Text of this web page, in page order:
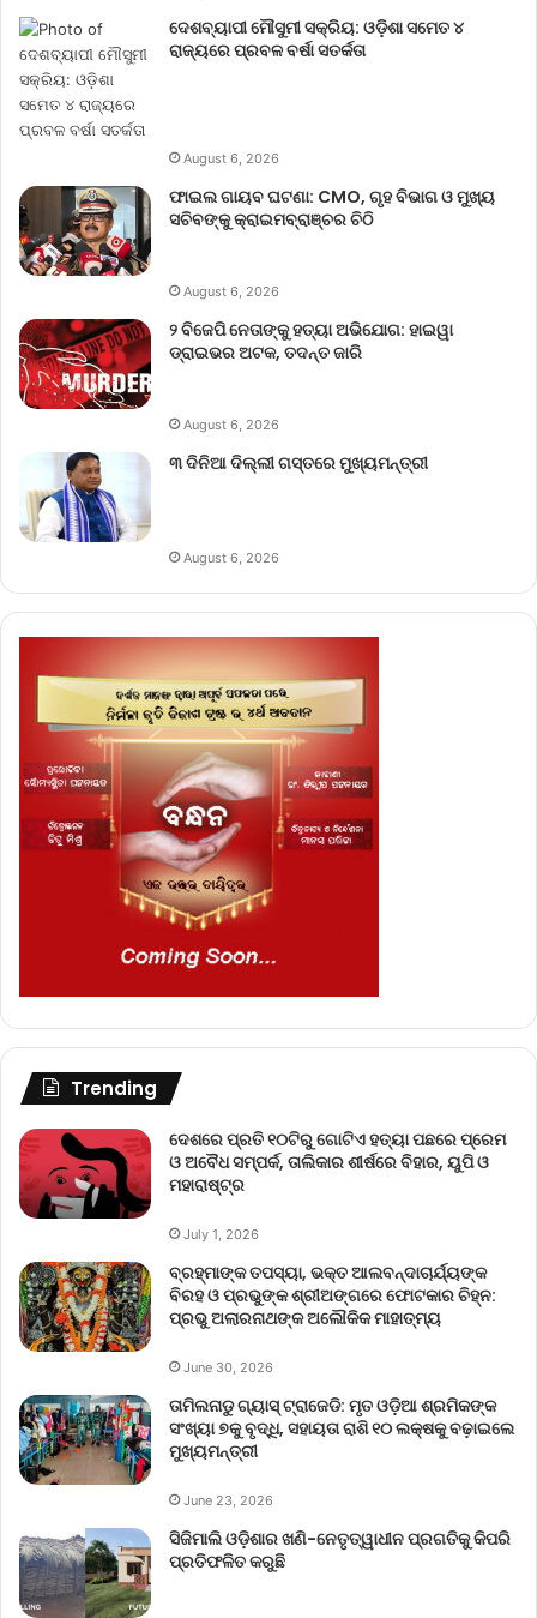
ଦେଶବ୍ୟାପୀ ମୌସୁମୀ ସକ୍ରିୟ: ଓଡ଼ିଶା ସମେତ ୪
ରାଜ୍ୟରେ ପ୍ରବଳ ବର୍ଷା ସତର୍କତା
August 6, 2026
ଫାଇଲ ଗାୟବ ଘଟଣା: CMO, ଗୃହ ବିଭାଗ ଓ ମୁଖ୍ୟ
ସଚିବଙ୍କୁ କ୍ରାଇମବ୍ରାଞ୍ଚର ଚିଠି
August 6, 2026
୨ ବିଜେପି ନେତାଙ୍କୁ ହତ୍ୟା ଅଭିଯୋଗ: ହାଇୱା
ଡ୍ରାଇଭର ଅଟକ, ତଦନ୍ତ ଜାରି
August 6, 2026
୩ ଦିନିଆ ଦିଲ୍ଲୀ ଗସ୍ତରେ ମୁଖ୍ୟମନ୍ତ୍ରୀ
August 6, 2026
Trending
ଦେଶରେ ପ୍ରତି ୧୦ଟିରୁ ଗୋଟିଏ ହତ୍ୟା ପଛରେ ପ୍ରେମ
ଓ ଅବୈଧ ସମ୍ପର୍କ, ତାଲିକାର ଶୀର୍ଷରେ ବିହାର, ୟୁପି ଓ
ମହାରାଷ୍ଟ୍ର
July 1, 2026
ବ୍ରହ୍ମାଙ୍କ ତପସ୍ୟା, ଭକ୍ତ ଆଲବନ୍ଦାଚାର୍ଯ୍ୟଙ୍କ
ବିରହ ଓ ପ୍ରଭୁଙ୍କ ଶ୍ରୀଅଙ୍ଗରେ ଫୋଟକାର ଚିହ୍ନ:
ପ୍ରଭୁ ଅଲାରନାଥଙ୍କ ଅଲୌକିକ ମାହାତ୍ମ୍ୟ
June 30, 2026
ତାମିଲନାଡୁ ଗ୍ୟାସ୍ ଟ୍ରାଜେଡି: ମୃତ ଓଡ଼ିଆ ଶ୍ରମିକଙ୍କ
ସଂଖ୍ୟା ୭କୁ ବୃଦ୍ଧି, ସହାୟତା ରାଶି ୧୦ ଲକ୍ଷକୁ ବଢ଼ାଇଲେ
ମୁଖ୍ୟମନ୍ତ୍ରୀ
June 23, 2026
ସିଜିମାଲି ଓଡ଼ିଶାର ଖଣି-ନେତୃତ୍ୱାଧୀନ ପ୍ରଗତିକୁ କିପରି
ପ୍ରତିଫଳିତ କରୁଛି